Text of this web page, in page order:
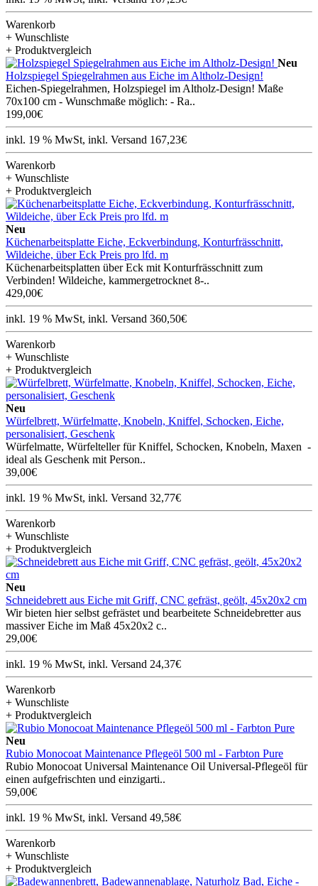
Warenkorb
+ Wunschliste
+ Produktvergleich
Neu
Holzspiegel Spiegelrahmen aus Eiche im Altholz-Design!
Eichen-Spiegelrahmen, Holzspiegel im Altholz-Design! Maße
70x100 cm - Wunschmaße möglich: - Ra..
199,00€
inkl. 19 % MwSt, inkl. Versand 167,23€
Warenkorb
+ Wunschliste
+ Produktvergleich
Neu
Küchenarbeitsplatte Eiche, Eckverbindung, Konturfrässchnitt,
Wildeiche, über Eck Preis pro lfd. m
Küchenarbeitsplatten über Eck mit Konturfrässchnitt zum
Verbinden! Wildeiche, kammergetrocknet 8-..
429,00€
inkl. 19 % MwSt, inkl. Versand 360,50€
Warenkorb
+ Wunschliste
+ Produktvergleich
Neu
Würfelbrett, Würfelmatte, Knobeln, Kniffel, Schocken, Eiche,
personalisiert, Geschenk
Würfelmatte, Würfelteller für Kniffel, Schocken, Knobeln, Maxen -
ideal als Geschenk mit Person..
39,00€
inkl. 19 % MwSt, inkl. Versand 32,77€
Warenkorb
+ Wunschliste
+ Produktvergleich
Neu
Schneidebrett aus Eiche mit Griff, CNC gefräst, geölt, 45x20x2 cm
Wir bieten hier selbst gefrästet und bearbeitete Schneidebretter aus
massiver Eiche im Maß 45x20x2 c..
29,00€
inkl. 19 % MwSt, inkl. Versand 24,37€
Warenkorb
+ Wunschliste
+ Produktvergleich
Neu
Rubio Monocoat Maintenance Pflegeöl 500 ml - Farbton Pure
Rubio Monocoat Universal Maintenance Oil Universal-Pflegeöl für
einen aufgefrischten und einzigarti..
59,00€
inkl. 19 % MwSt, inkl. Versand 49,58€
Warenkorb
+ Wunschliste
+ Produktvergleich